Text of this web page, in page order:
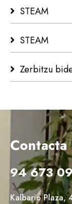
STEAM
STEAM
Zerbitzu
Contacta
94 673
Kalbario Plaza,